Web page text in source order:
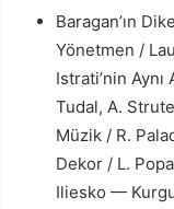
Baragan’ın
Yönetmen /
Istrati’nin Aynı
Tudal, A.
Müzik / R.
Dekor / L.
Iliesko —